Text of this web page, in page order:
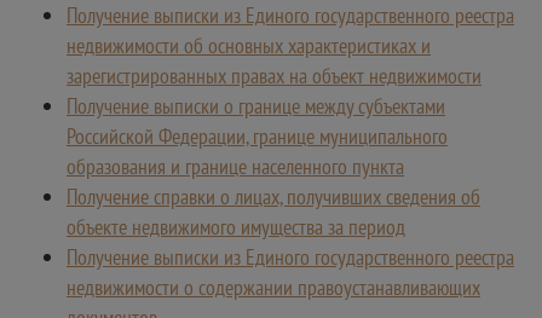
Получение выписки из Единого государственного реестра
недвижимости об основных характеристиках и
зарегистрированных правах на объект недвижимости
Получение выписки о границе между субъектами
Российской Федерации, границе муниципального
образования и границе населенного пункта
Получение справки о лицах, получивших сведения об
объекте недвижимого имущества за период
Получение выписки из Единого государственного реестра
недвижимости о содержании правоустанавливающих